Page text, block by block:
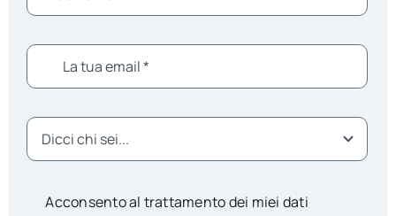
Acconsento al trattamento dei miei dati